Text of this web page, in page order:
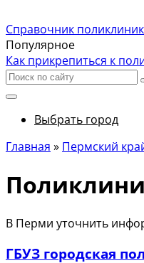
Справочник поликлиник
Популярное
Как прикрепиться к
Выбрать город
Главная » Пермский
В Перми уточнить
ГБУЗ городская